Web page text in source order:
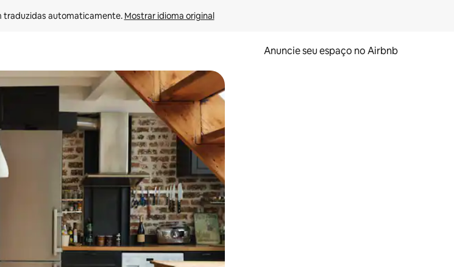
traduzidas automaticamente. Mostrar idioma original
Anuncie seu espaço no Airbnb
cima e para baixo do teclado ou tocando e deslizando o dedo na tela.